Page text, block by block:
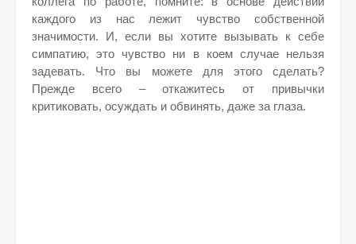
каждого из нас лежит чувство собственной
значимости. И, если вы хотите вызывать к себе
симпатию, это чувство ни в коем случае нельзя
задевать. Что вы можете для этого сделать?
Прежде всего – откажитесь от привычки
критиковать, осуждать и обвинять, даже за глаза.